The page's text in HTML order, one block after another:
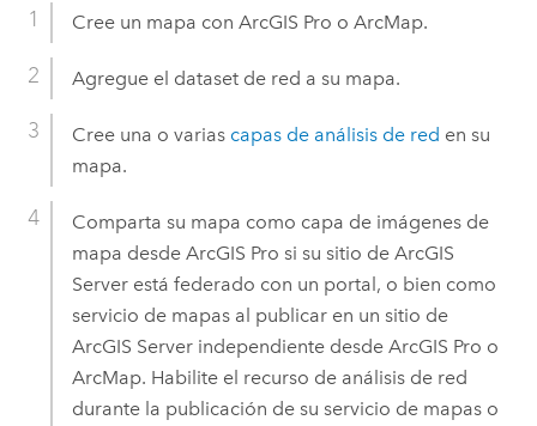
Cree un mapa con ArcGIS Pro o ArcMap.
Agregue el dataset de red a su mapa.
Cree una o varias capas de análisis de red en su
mapa.
Comparta su mapa como capa de imágenes de
mapa desde ArcGIS Pro si su sitio de ArcGIS
Serverestá federado con un portal, o bien como
servicio de mapas al publicar en un sitio de
ArcGIS Serverindependiente desde ArcGIS Pro o
ArcMap. Habilite el recurso de análisis de red
durante la publicación de su servicio de mapas o